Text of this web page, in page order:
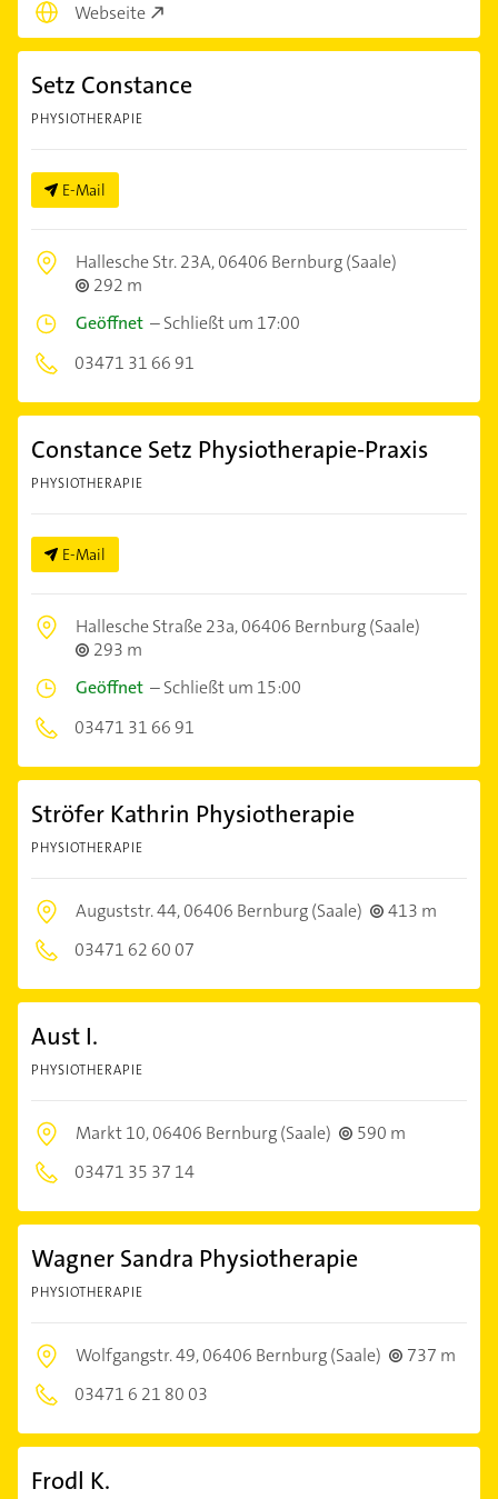
Webseite
Setz Constance
PHYSIOTHERAPIE
E-Mail
Hallesche Str. 23A,06406 Bernburg (Saale)
292 m
Geöffnet –Schließt um 17:00
03471 31 66 91
Constance Setz Physiotherapie-Praxis
PHYSIOTHERAPIE
E-Mail
Hallesche Straße 23a,06406 Bernburg (Saale)
293 m
Geöffnet –Schließt um 15:00
03471 31 66 91
Ströfer Kathrin Physiotherapie
PHYSIOTHERAPIE
Auguststr. 44,06406 Bernburg (Saale)
413 m
03471 62 60 07
Aust I.
PHYSIOTHERAPIE
Markt 10,06406 Bernburg (Saale)
590 m
03471 35 37 14
Wagner Sandra Physiotherapie
PHYSIOTHERAPIE
Wolfgangstr. 49,06406 Bernburg (Saale)
737 m
03471 6 21 80 03
Frodl K.